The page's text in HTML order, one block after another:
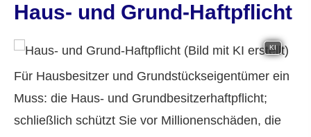
Haus- und Grund-Haft­pflicht
KI
Für Hausbesitzer und Grundstückseigentümer ein
Muss: die Haus- und Grundbesitzerhaftpflicht;
schließlich schützt Sie vor Millionenschäden, die